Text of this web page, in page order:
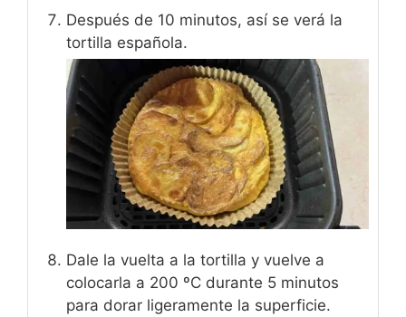
Después de 10 minutos, así se verá la
tortilla española.
Dale la vuelta a la tortilla y vuelve a
colocarla a 200 ºC durante 5 minutos
para dorar ligeramente la superficie.